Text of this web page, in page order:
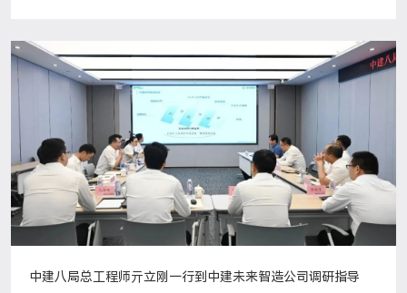
中建八局总工程师亓立刚一行到中建未来智造公司调研指导